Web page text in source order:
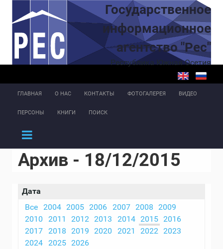
Перейти к основному содержаниюГосударственное
информационное
агентство "Рес"
Республика Южная Осетия
ГЛАВНАЯ О НАС КОНТАКТЫ ФОТОГАЛЕРЕЯ ВИДЕО
ПЕРСОНЫ КНИГИ ПОИСК
Архив - 18/12/2015
Дата
Все
2004 2005 2006 2007 2008
2009
2010
2011 2012 2013 2014 2015 2016
2017
2018 2019 2020 2021 2022 2023
2024
2025
2026